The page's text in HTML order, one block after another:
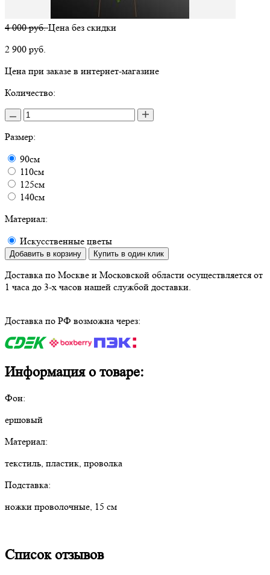
4 000 руб.Цена без скидки
2 900 руб.
Цена при заказе в интернет-магазине
Количество:
Размер:
90см
110см
125см
140см
Материал:
Искусственные цветы
Добавить в корзину Купить в один клик
Доставка по Москве и Московской области осуществляется от
1 часа до 3-х часов нашей службой доставки.
Доставка по РФ возможна через:
Информация о товаре:
Фон:
ершовый
Материал:
текстиль, пластик, проволка
Подставка:
ножки проволочные, 15 см
Список отзывов